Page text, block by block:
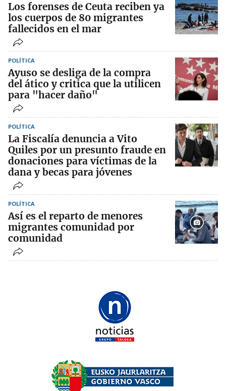
Los forenses de Ceuta reciben ya
los cuerpos de 80 migrantes
fallecidos en el mar
POLÍTICA
Ayuso se desliga de la compra
del ático y critica que la utilicen
para "hacer daño"
POLÍTICA
La Fiscalía denuncia a Vito
Quiles por un presunto fraude en
donaciones para víctimas de la
dana y becas para jóvenes
POLÍTICA
Así es el reparto de menores
migrantes comunidad por
comunidad